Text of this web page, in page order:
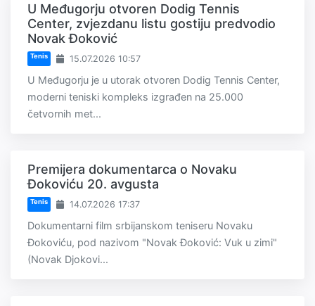
U Međugorju otvoren Dodig Tennis
Center, zvjezdanu listu gostiju predvodio
Novak Đoković
Tenis 15.07.2026 10:57
U Međugorju je u utorak otvoren Dodig Tennis Center,
moderni teniski kompleks izgrađen na 25.000
četvornih met...
Premijera dokumentarca o Novaku
Đokoviću 20. avgusta
Tenis 14.07.2026 17:37
Dokumentarni film srbijanskom teniseru Novaku
Đokoviću, pod nazivom "Novak Đoković: Vuk u zimi"
(Novak Djokovi...